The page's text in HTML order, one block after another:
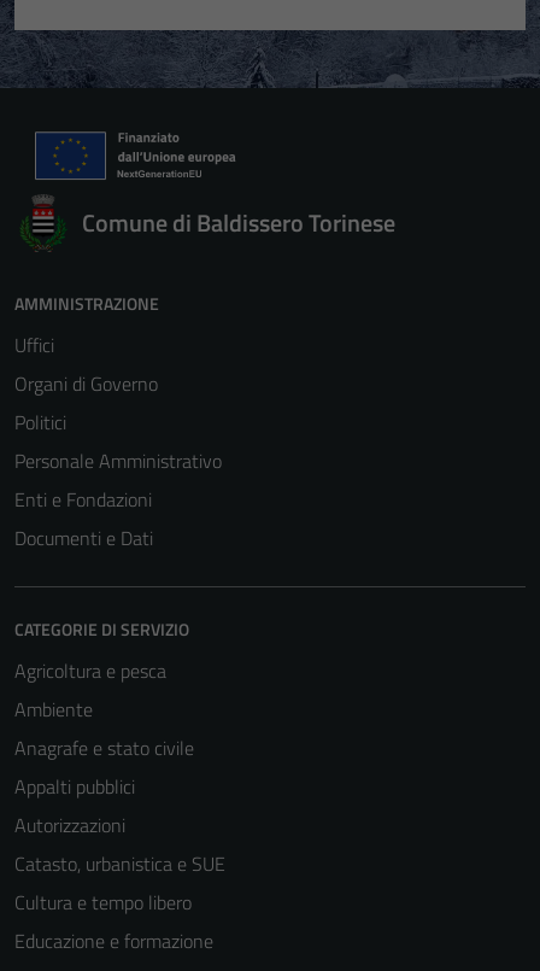
Comune di Baldissero Torinese
AMMINISTRAZIONE
Uffici
Organi di Governo
Politici
Personale Amministrativo
Enti e Fondazioni
Documenti e Dati
CATEGORIE DI SERVIZIO
Agricoltura e pesca
Ambiente
Anagrafe e stato civile
Appalti pubblici
Autorizzazioni
Catasto, urbanistica e SUE
Cultura e tempo libero
Educazione e formazione
essere